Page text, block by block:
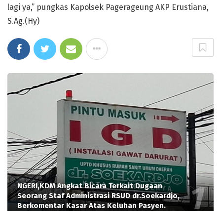
lagi ya,” pungkas Kapolsek Pagerageung AKP Erustiana,
S.Ag.(Hy)
NGERI,KDM Angkat Bicara Terkait Dugaan
Seorang Staf Administrasi RSUD dr.Soekardjo,
Berkomentar Kasar Atas Keluhan Pasyen.